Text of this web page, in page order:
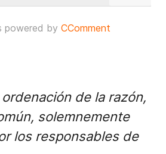
powered by CComment
de la razón,
solemnemente
los responsables de